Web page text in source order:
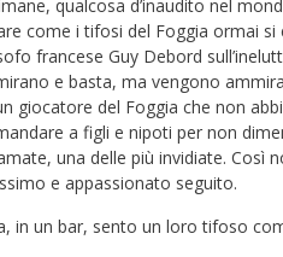
qualcosa d’inaudito nel
come i tifosi del Foggia ormai
francese Guy Debord
e basta, ma vengono
giocatore del Foggia che non
a figli e nipoti per non
una delle più invidiate.
e appassionato seguito.
in un bar, sento un loro tifoso